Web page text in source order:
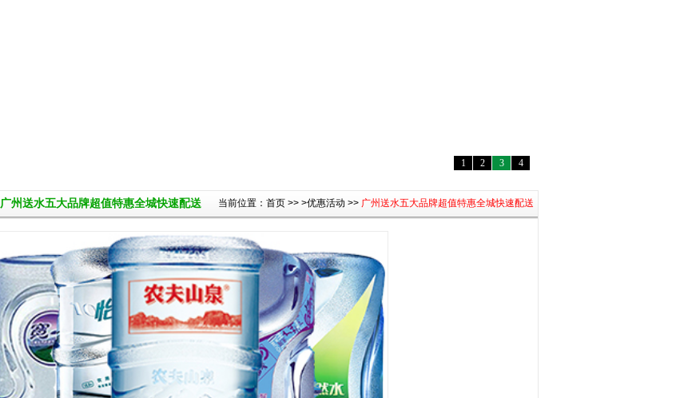
4
3
2
1
广州送水五大品牌超值特惠全城快速配送 当前位置： 首页 >> >优惠活动 >> 广州送水五大品牌超值特惠全城快速配送